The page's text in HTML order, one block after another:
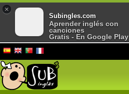
×
Subingles.com
Aprender inglés con
canciones
Gratis - En Google Play